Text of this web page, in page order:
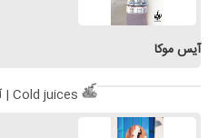
آیس موکا
آبمیوه های طبیعی | Cold juices